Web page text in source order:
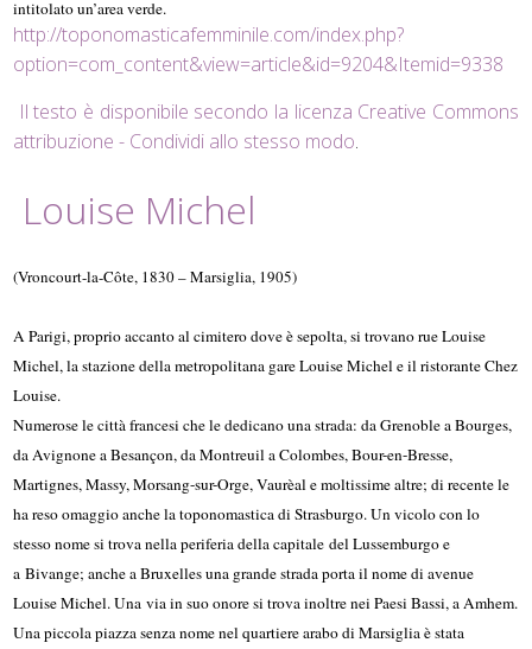
intitolato un’area verde.
http://toponomasticafemminile.com/index.php?
option=com_content&view=article&id=9204&Itemid=9338
Il testo è disponibile secondo la licenza Creative Commons
attribuzione - Condividi allo stesso modo.
Louise Michel
(Vroncourt-la-Côte, 1830 – Marsiglia, 1905)
A Parigi, proprio accanto al cimitero dove è sepolta, si trovano rue Louise
Michel, la stazione della metropolitana gare Louise Michel e il ristorante Chez
Louise.
Numerose le città francesi che le dedicano una strada: da Grenoble a Bourges,
da Avignone a Besançon, da Montreuil a Colombes, Bour-en-Bresse,
Martignes, Massy, Morsang-sur-Orge, Vaurèal e moltissime altre; di recente le
ha reso omaggio anche la toponomastica di Strasburgo. Un vicolo con lo
stesso nome si trova nella periferia della capitale del Lussemburgo e
a Bivange; anche a Bruxelles una grande strada porta il nome di avenue
Louise Michel. Una via in suo onore si trova inoltre nei Paesi Bassi, a Amhem.
Una piccola piazza senza nome nel quartiere arabo di Marsiglia è stata